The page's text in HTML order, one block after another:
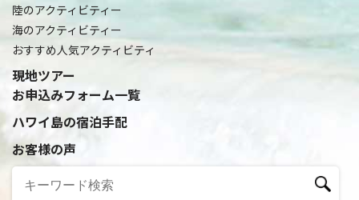
陸のアクティビティー
海のアクティビティー
おすすめ人気アクティビティ
現地ツアー
お申込みフォーム一覧
ハワイ島の宿泊手配
お客様の声